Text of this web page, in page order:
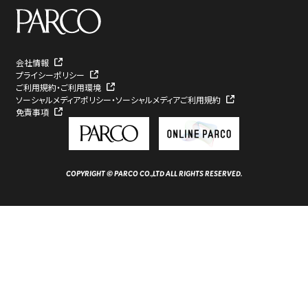
会社情報
プライシーポリシー
ご利用規約・ご利用環境
ソーシャルメディアポリシー・ソーシャルメディアご利用規約
免責事項
COPYRIGHT © PARCO CO.,LTD ALL RIGHTS RESERVED.